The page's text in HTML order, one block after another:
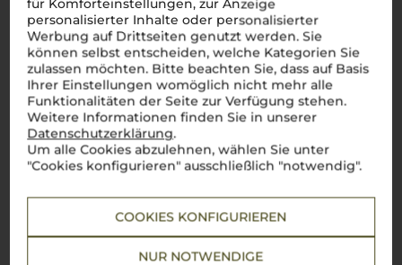
für Komforteinstellungen, zur Anzeige
personalisierter Inhalte oder personalisierter
Werbung auf Drittseiten genutzt werden. Sie
können selbst entscheiden, welche Kategorien Sie
zulassen möchten. Bitte beachten Sie, dass auf Basis
Ihrer Einstellungen womöglich nicht mehr alle
Funktionalitäten der Seite zur Verfügung stehen.
Weitere Informationen finden Sie in unserer
Datenschutzerklärung.
Um alle Cookies abzulehnen, wählen Sie unter
"Cookies konfigurieren" ausschließlich "notwendig".
COOKIES KONFIGURIEREN
NUR NOTWENDIGE